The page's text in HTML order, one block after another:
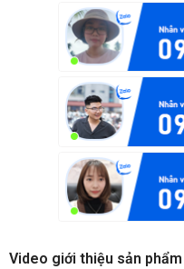
Video giới thiệu sản phẩm